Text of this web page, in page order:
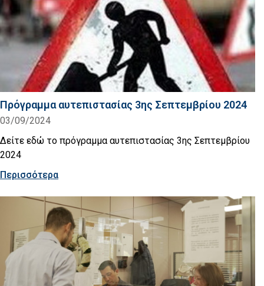
Πρόγραμμα αυτεπιστασίας 3ης Σεπτεμβρίου 2024
03/09/2024
Δείτε εδώ το πρόγραμμα αυτεπιστασίας 3ης Σεπτεμβρίου
2024
Περισσότερα